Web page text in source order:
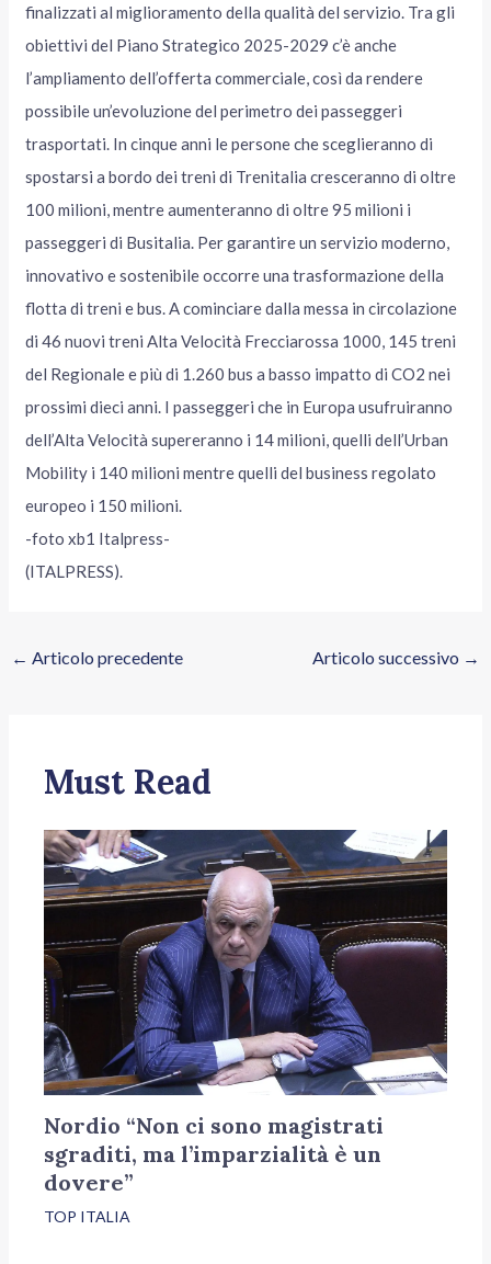
finalizzati al miglioramento della qualità del servizio. Tra gli
obiettivi del Piano Strategico 2025-2029 c’è anche
l’ampliamento dell’offerta commerciale, così da rendere
possibile un’evoluzione del perimetro dei passeggeri
trasportati. In cinque anni le persone che sceglieranno di
spostarsi a bordo dei treni di Trenitalia cresceranno di oltre
100 milioni, mentre aumenteranno di oltre 95 milioni i
passeggeri di Busitalia. Per garantire un servizio moderno,
innovativo e sostenibile occorre una trasformazione della
flotta di treni e bus. A cominciare dalla messa in circolazione
di 46 nuovi treni Alta Velocità Frecciarossa 1000, 145 treni
del Regionale e più di 1.260 bus a basso impatto di CO2 nei
prossimi dieci anni. I passeggeri che in Europa usufruiranno
dell’Alta Velocità supereranno i 14 milioni, quelli dell’Urban
Mobility i 140 milioni mentre quelli del business regolato
europeo i 150 milioni.
-foto xb1 Italpress-
(ITALPRESS).
← Articolo precedente Articolo successivo →
Must Read
Nordio “Non ci sono magistrati
sgraditi, ma l’imparzialità è un
dovere”
TOP ITALIA